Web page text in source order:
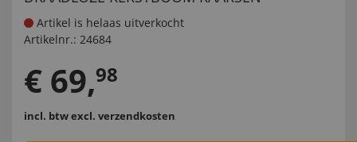
Artikel is helaas uitverkocht
Artikelnr.: 24684
€ 69,98
incl. btwexcl. verzendkosten